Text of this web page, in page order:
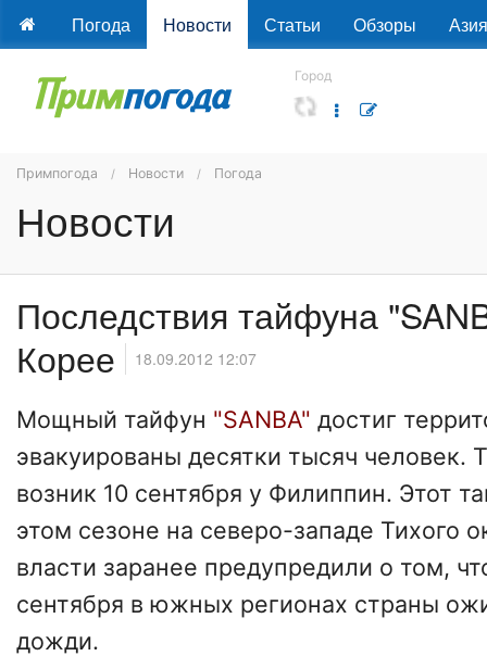
Погода Новости Статьи Обзоры Азия
Город
Примпогода Новости Погода
Новости
Последствия тайфуна
Корее
18.09.2012 12:07
Мощный тайфун "SANBA" достиг
эвакуированы десятки тысяч человек.
возник 10 сентября у Филиппин. Этот
этом сезоне на северо-западе Тихого
власти заранее предупредили о том,
сентября в южных регионах страны
дожди.